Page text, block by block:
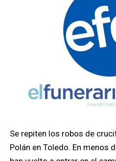
Se repiten los robos de
Polán en Toledo. En menos